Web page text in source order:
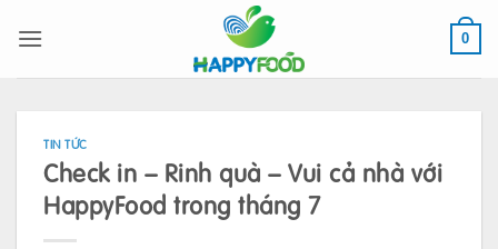
qua
0
TIN TỨC
Check in – Rinh quà – Vui cả nhà với
HappyFood trong tháng 7